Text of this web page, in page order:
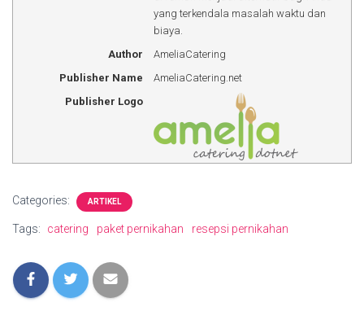
yang terkendala masalah waktu dan
biaya.
Author
AmeliaCatering
Publisher Name
AmeliaCatering.net
Publisher Logo
Categories: ARTIKEL
Tags: catering paket pernikahan resepsi pernikahan